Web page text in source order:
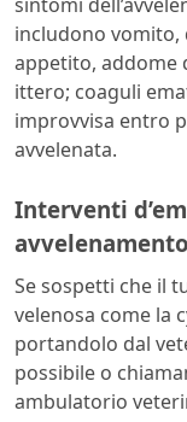
includono vomito,
appetito, addome
ittero; coaguli
improvvisa entro
avvelenata.
Interventi
avvelenamento
Se sospetti che il
velenosa come la
portandolo dal
possibile o
ambulatorio